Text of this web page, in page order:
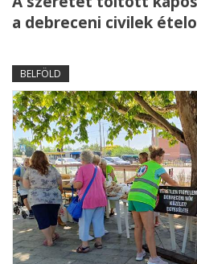
a debreceni civilek
BELFÖLD